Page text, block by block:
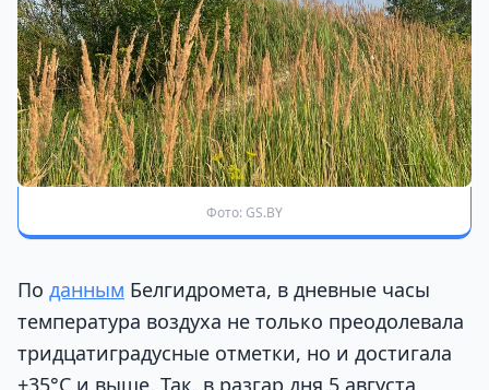
Фото: GS.BY
По данным Белгидромета, в дневные часы
температура воздуха не только преодолевала
тридцатиградусные отметки, но и достигала
+35°С и выше. Так, в разгар дня 5 августа